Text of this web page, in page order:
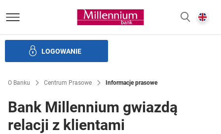
Bank Millennium homepage
LOGOWANIE
O Banku Centrum Prasowe Informacje prasowe
Bank Millennium gwiazdą
relacji z klientami